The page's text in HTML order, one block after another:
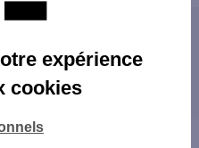
à proximité
expérience
cookies